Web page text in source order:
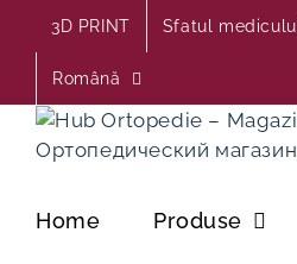
content
3D PRINT Sfatul
Română
Home Produse